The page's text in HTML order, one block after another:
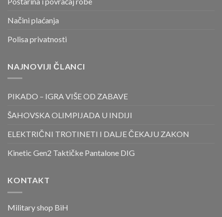
Načini plaćanja
Polisa privatnosti
NAJNOVIJI ČLANCI
PIKADO – IGRA VIŠE OD ZABAVE
ŠAHOVSKA OLIMPIJADA U INDIJI
ELEKTRIČNI TROTINETI I DALJE ČEKAJU ZAKON
Kinetic Gen2 Taktičke Pantalone DIG
KONTAKT
Military shop BiH